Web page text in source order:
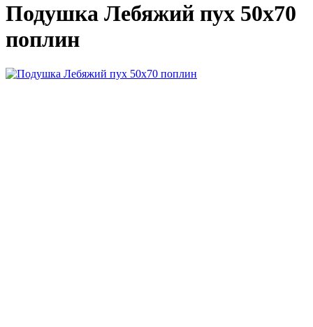
Подушка Лебяжий пух 50х70
поплин